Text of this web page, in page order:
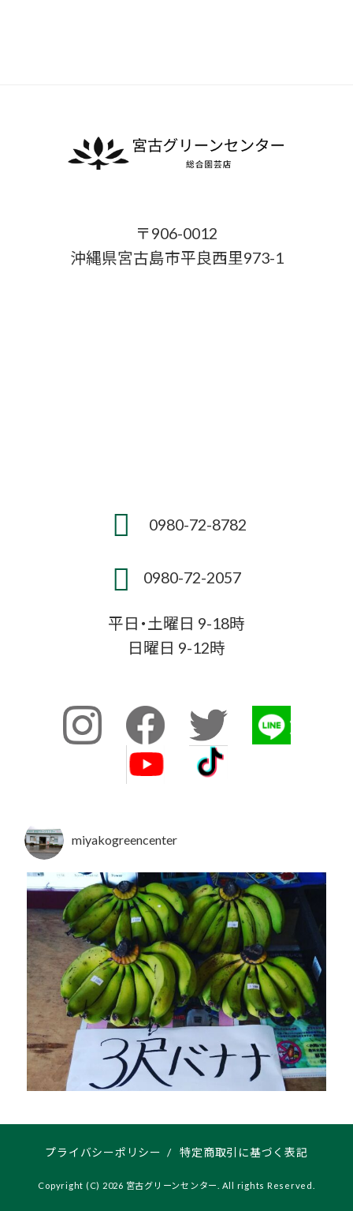
〒906-0012
沖縄県宮古島市平良西里973-1
0980-72-8782
0980-72-2057
平日・土曜日 9-18時
日曜日 9-12時
miyakogreencenter
プライバシーポリシー / 特定商取引に基づく表記
Copyright (C) 2026 宮古グリーンセンター. All rights Reserved.